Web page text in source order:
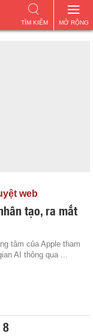
MỞ RỘNG
TÌM KIẾM
web
tạo, ra mắt
tâm của Apple tham
AI thông qua ...